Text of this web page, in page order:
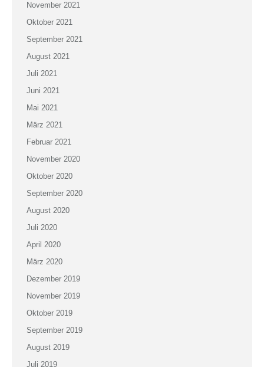
November 2021
Oktober 2021
September 2021
August 2021
Juli 2021
Juni 2021
Mai 2021
März 2021
Februar 2021
November 2020
Oktober 2020
September 2020
August 2020
Juli 2020
April 2020
März 2020
Dezember 2019
November 2019
Oktober 2019
September 2019
August 2019
Juli 2019